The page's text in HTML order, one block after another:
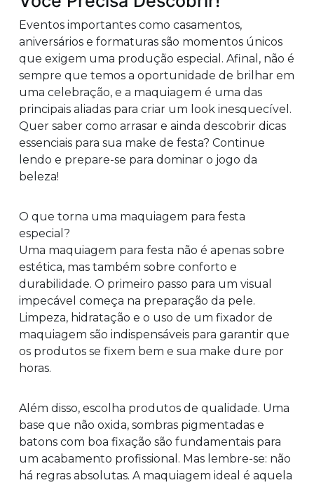
Eventos importantes como casamentos,
aniversários e formaturas são momentos únicos
que exigem uma produção especial. Afinal, não é
sempre que temos a oportunidade de brilhar em
uma celebração, e a maquiagem é uma das
principais aliadas para criar um look inesquecível.
Quer saber como arrasar e ainda descobrir dicas
essenciais para sua make de festa? Continue
lendo e prepare-se para dominar o jogo da
beleza!
O que torna uma maquiagem para festa
especial?
Uma maquiagem para festa não é apenas sobre
estética, mas também sobre conforto e
durabilidade. O primeiro passo para um visual
impecável começa na preparação da pele.
Limpeza, hidratação e o uso de um fixador de
maquiagem são indispensáveis para garantir que
os produtos se fixem bem e sua make dure por
horas.
Além disso, escolha produtos de qualidade. Uma
base que não oxida, sombras pigmentadas e
batons com boa fixação são fundamentais para
um acabamento profissional. Mas lembre-se: não
há regras absolutas. A maquiagem ideal é aquela